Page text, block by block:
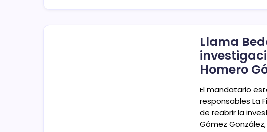
Llama
Homero
El mandatario
responsables La
de reabrir la
Gómez